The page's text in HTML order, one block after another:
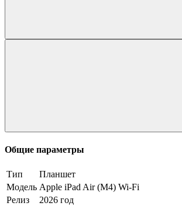
Общие параметры
Тип
Планшет
Модель Apple iPad Air (M4) Wi-Fi
Релиз
2026 год